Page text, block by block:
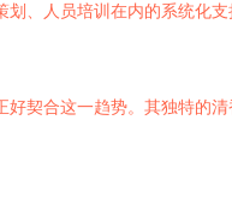
、人员培训在内的系统化
契合这一趋势。其独特的